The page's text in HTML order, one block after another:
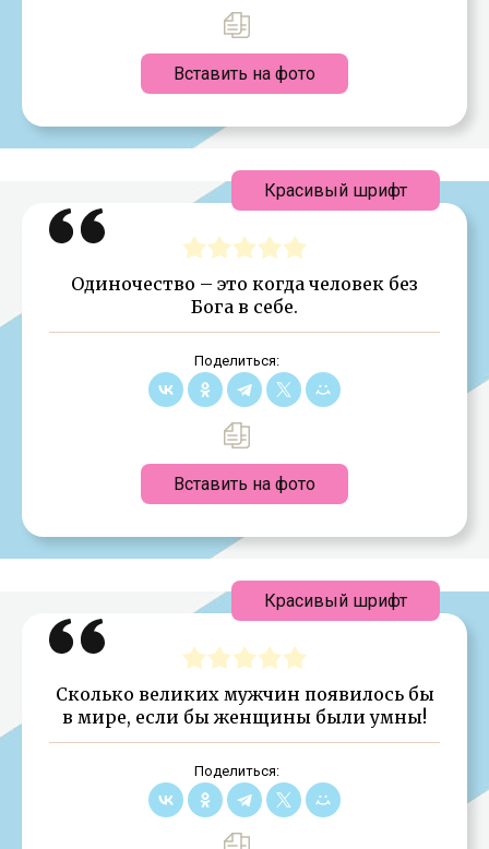
Вставить на фото
Одиночество – это когда человек без
Бога в себе.
Поделиться:
Вставить на фото
Красивый шрифт
Сколько великих мужчин появилось бы
в мире, если бы женщины были умны!
Поделиться:
Красивый шрифт